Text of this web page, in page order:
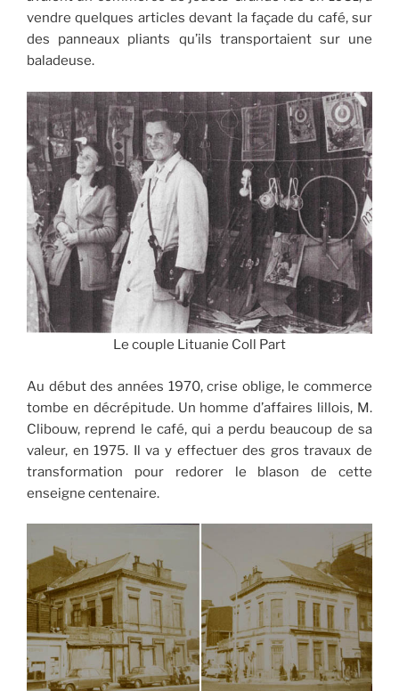
vendre quelques articles devant la façade du café, sur
des panneaux pliants qu’ils transportaient sur une
baladeuse.
Le couple Lituanie Coll Part
Au début des années 1970, crise oblige, le commerce
tombe en décrépitude. Un homme d’affaires lillois, M.
Clibouw, reprend le café, qui a perdu beaucoup de sa
valeur, en 1975. Il va y effectuer des gros travaux de
transformation pour redorer le blason de cette
enseigne centenaire.